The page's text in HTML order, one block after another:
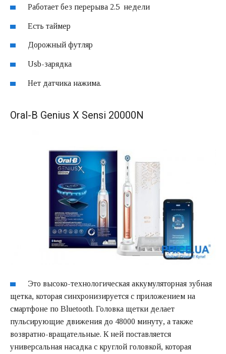
Работает без перерыва 2.5 недели
Есть таймер
Дорожный футляр
Usb-зарядка
Нет датчика нажима.
Oral-B Genius X Sensi 20000N
Это высоко-технологическая аккумуляторная зубная
щетка, которая синхронизируется с приложением на
смартфоне по Bluetooth. Головка щетки делает
пульсирующие движения до 48000 минуту, а также
возвратно-вращательные. К ней поставляется
универсальная насадка с круглой головкой, которая